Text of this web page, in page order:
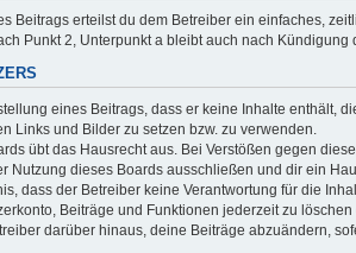
Beitrags erteilst du dem Betreiber ein einfaches,
Punkt 2, Unterpunkt a bleibt auch nach
eines Beitrags, dass er keine Inhalte enthält,
Links und Bilder zu setzen bzw. zu verwenden.
übt das Hausrecht aus. Bei Verstößen gegen
Nutzung dieses Boards ausschließen und dir ein
dass der Betreiber keine Verantwortung für die
Beiträge und Funktionen jederzeit zu
darüber hinaus, deine Beiträge abzuändern,